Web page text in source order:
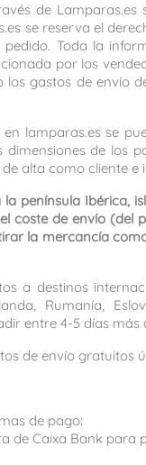
de
se reserva el
Toda la
por los
gastos de envío
lamparas.es se
dimensiones de
alta como cliente
península Ibérica,
coste de envío (del
la mercancía
a destinos
Rumanía,
entre 4-5 días
de envío gratuitos
de pago:
de Caixa Bank